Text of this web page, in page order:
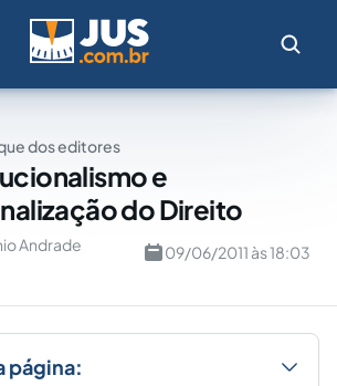
dos editores
e
do Direito
Andrade 09/06/2011 às 18:03
página: